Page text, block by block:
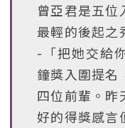
曾亞君是五位
最輕的後起之
-「把她交給
鐘獎入圍提名
四位前輩。昨
好的得獎感言